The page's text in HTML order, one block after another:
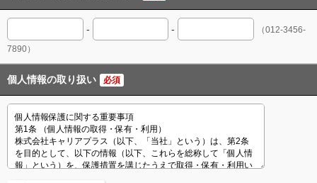
- -
（012-3456-
7890）
個人情報の取り扱い 必須